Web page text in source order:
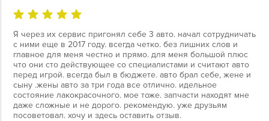
Я через их сервис пригонял себе 3 авто. начал сотрудничать
с ними еще в 2017 году. всегда четко. без лишних слов и
главное для меня честно и прямо. для меня большой плюс
что они сто действующее со специалистами и считают авто
перед игрой. всегда был в бюджете. авто брал себе, жене и
сыну .жены авто за три года все отлично. идельное
состояние лакокрасочного. мое тоже. запчасти находят мне
даже сложные и не дорого. рекомендую. уже друзьям
посоветовал. хочу и здесь оставить отзыв.